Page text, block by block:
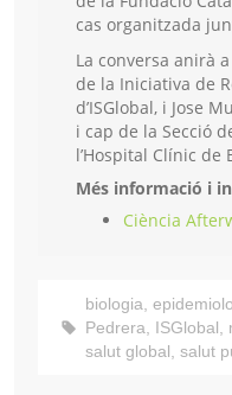
cas organitzada
La conversa anirà
de la Iniciativa de
d’ISGlobal, i Jose
i cap de la Secció
l’Hospital Clínic de
Més informació i
Ciència
biologia,
Pedrera, ISGlobal,
salut global, salut